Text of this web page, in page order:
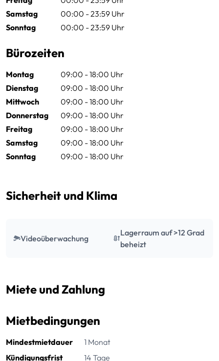
Samstag
00:00 - 23:59 Uhr
Sonntag
00:00 - 23:59 Uhr
Bürozeiten
Montag
09:00 - 18:00 Uhr
Dienstag
09:00 - 18:00 Uhr
Mittwoch
09:00 - 18:00 Uhr
Donnerstag
09:00 - 18:00 Uhr
Freitag
09:00 - 18:00 Uhr
Samstag
09:00 - 18:00 Uhr
Sonntag
09:00 - 18:00 Uhr
Sicherheit und Klima
Videoüberwachung
Lagerraum auf >12 Grad
beheizt
Miete und Zahlung
Mietbedingungen
Mindestmietdauer
1 Monat
Kündigungsfrist
14 Tage